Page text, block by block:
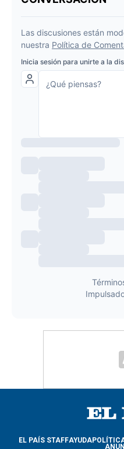
EL PAÍS STAFFAYUDA